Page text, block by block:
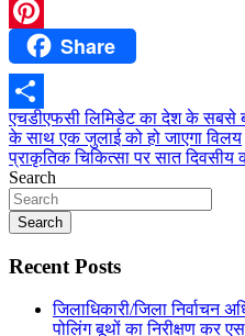
WhatsApp
PinterestShare
Share
Post
navigation
एचडीएफसी लिमिडेट का देश के सबसे
के साथ एक जुलाई को हो जाएगा विलय
प्राकृतिक चिकित्सा पर सात दिवसीय
Search
Search
Recent Posts
जिलाधिकारी/जिला निर्वाचन
पोलिंग बूथों का निरीक्षण कर